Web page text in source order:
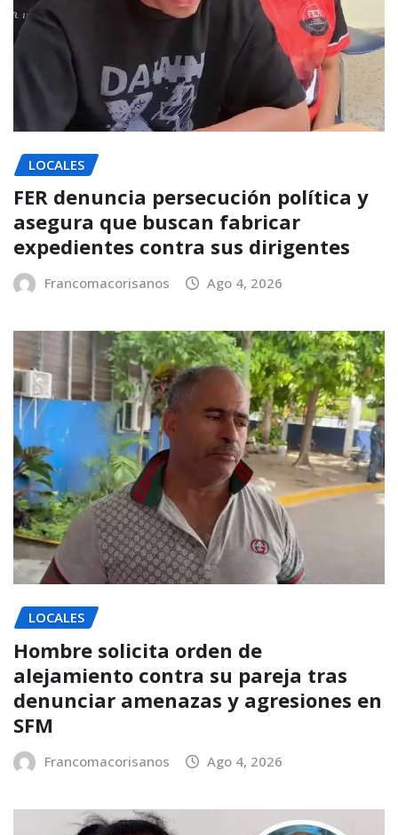
LOCALES
FER denuncia persecución política y
asegura que buscan fabricar
expedientes contra sus dirigentes
Francomacorisanos Ago 4, 2026
LOCALES
Hombre solicita orden de
alejamiento contra su pareja tras
denunciar amenazas y agresiones en
SFM
Francomacorisanos Ago 4, 2026